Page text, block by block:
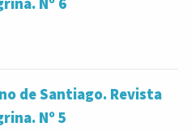
Nº 6
de Santiago. Revista
Nº 5